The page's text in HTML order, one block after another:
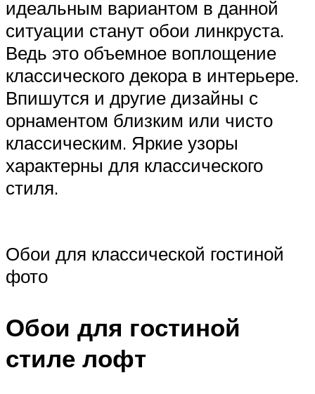
идеальным вариантом в данной
ситуации станут обои линкруста.
Ведь это объемное воплощение
классического декора в интерьере.
Впишутся и другие дизайны с
орнаментом близким или чисто
классическим. Яркие узоры
характерны для классического
стиля.
Обои для классической гостиной
фото
Обои для гостиной
стиле лофт